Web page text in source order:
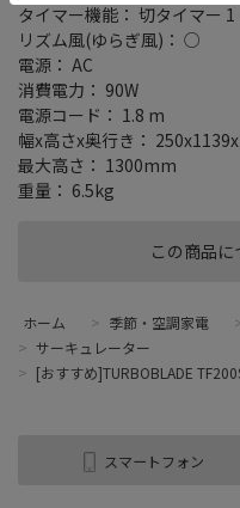
この商品
タイマー機能： 切タイマー
リズム風(ゆらぎ風)： ○
電源： AC
消費電力： 90W
電源コード： 1.8 m
幅x高さx奥行き：
最大高さ： 1300mm
重量： 6.5kg
ホーム > 季節・空調家電
> サーキュレーター
> [おすすめ]TURBOBLADE
スマートフォン